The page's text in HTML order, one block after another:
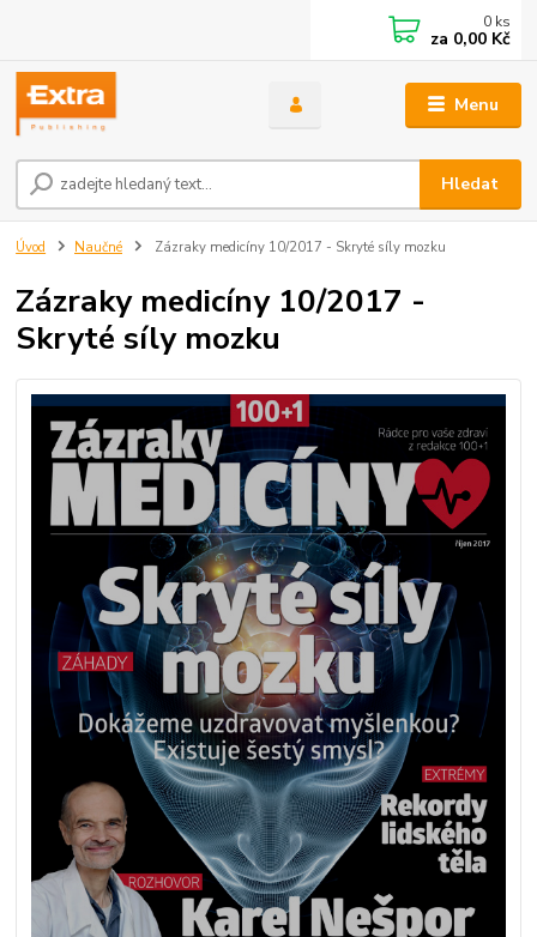
Menu
Hledat
0 ks
za 0,00 Kč
Úvod Naučné Zázraky medicíny 10/2017 - Skryté síly mozku
Zázraky medicíny 10/2017 -
Skryté síly mozku